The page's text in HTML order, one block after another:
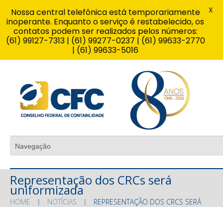
Representação dos CRCs será
uniformizada
HOME NOTÍCIAS
REPRESENTAÇÃO DOS CRCS SERÁ
Nossa central telefônica está temporariamente
inoperante. Enquanto o serviço é restabelecido, os
contatos podem ser realizados pelos números:
(61) 99127-7313 | (61) 99277-0237 | (61) 99633-2770
| (61) 99633-5016
X